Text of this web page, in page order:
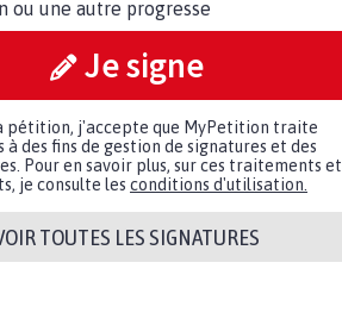
ou une autre progresse
Je signe
pétition, j'accepte que MyPetition traite
à des fins de gestion de signatures et des
Pour en savoir plus, sur ces traitements et
je consulte les conditions d'utilisation.
TOUTES LES SIGNATURES